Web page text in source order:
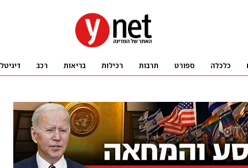
כלכלה ספורט תרבות רכילות בריאות רכב דיגיטל